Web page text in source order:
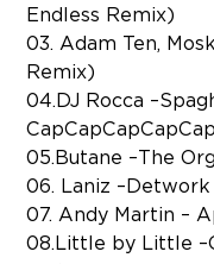
Endless Remix)
03. Adam Ten,
Remix)
04. DJ Rocca –
05. Butane – The
06. Laniz –
07. Andy Martin –
08. Little by Little –